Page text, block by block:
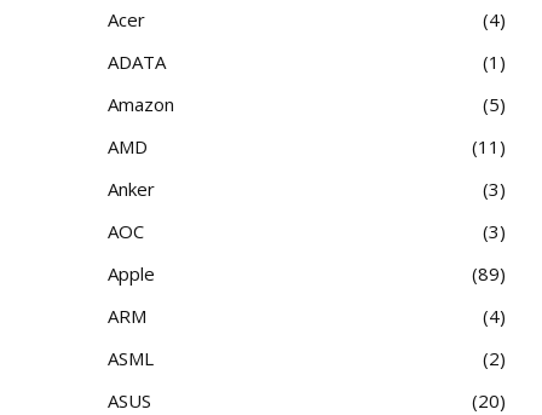
Acer
4
ADATA
1
Amazon
5
AMD
11
Anker
3
AOC
3
Apple
89
ARM
4
ASML
2
ASUS
20